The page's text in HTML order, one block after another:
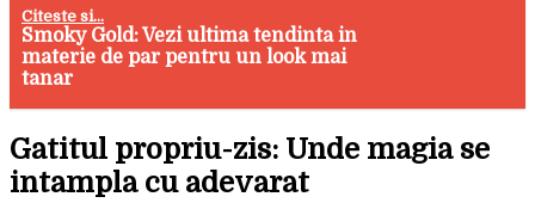
Citeste si...
Smoky Gold: Vezi ultima tendinta in
materie de par pentru un look mai
tanar
Gatitul propriu-zis: Unde magia se
intampla cu adevarat